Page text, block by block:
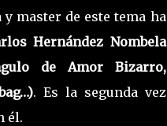
master de este tema ha
Hernández Nombela
de Amor Bizarro,
. Es la segunda vez
él.